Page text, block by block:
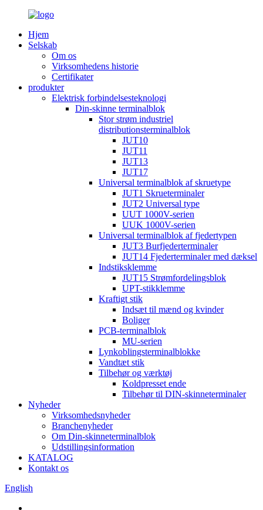
Hjem
Selskab
Om os
Virksomhedens historie
Certifikater
produkter
Elektrisk forbindelsesteknologi
Din-skinne terminalblok
Stor strøm industriel
distributionsterminalblok
JUT10
JUT11
JUT13
JUT17
Universal terminalblok af skruetype
JUT1 Skrueterminaler
JUT2 Universal type
UUT 1000V-serien
UUK 1000V-serien
Universal terminalblok af fjedertypen
JUT3 Burfjederterminaler
JUT14 Fjederterminaler med dæksel
Indstiksklemme
JUT15 Strømfordelingsblok
UPT-stikklemme
Kraftigt stik
Indsæt til mænd og kvinder
Boliger
PCB-terminalblok
MU-serien
Lynkoblingsterminalblokke
Vandtæt stik
Tilbehør og værktøj
Koldpresset ende
Tilbehør til DIN-skinneterminaler
Nyheder
Virksomhedsnyheder
Branchenyheder
Om Din-skinneterminalblok
Udstillingsinformation
KATALOG
Kontakt os
English